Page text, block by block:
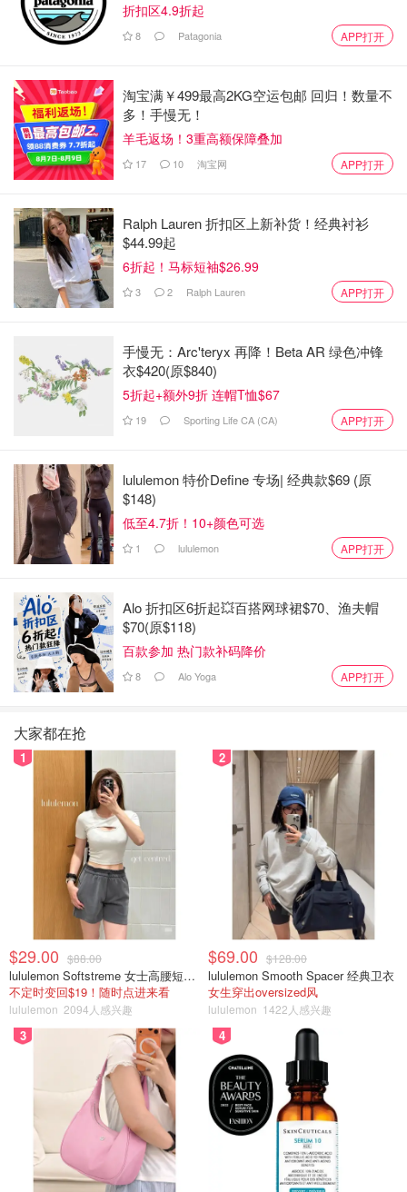
这瓶神器在丝芙兰和他的官网上都有卖丝芙兰，经常有折
💡💡敲黑板了：用的时候千万不要摇，要用棉签蘸取，只涂
在有痘痘的地方。
图片来源于网络
现在看看这个图过和没通过的对比图。
💡💡💡我个人的经验：大概晚上睡觉前涂一下，第二天早上
红肿就下去了，再坚持第二天再涂一次，痘痘就奇迹般地没
有了。基本上哪里有痘痘都可以涂，夏天把后背的痘痘去掉
了，才能美美地穿起小裙子。虽然疫情不能出门，但在家里
也要成为小公主👸。
折扣区4.9折起
8 Patagonia APP打开
淘宝满￥499最高2KG空运包邮 回归！数量不
多！手慢无！
羊毛返场！3重高额保障叠加
17 10 淘宝网 APP打开
Ralph Lauren 折扣区上新补货！经典衬衫
$44.99起
6折起！马标短袖$26.99
3 2 Ralph Lauren APP打开
手慢无：Arc'teryx 再降！Beta AR 绿色冲锋
衣$420(原$840)
5折起+额外9折 连帽T恤$67
19 Sporting Life CA (CA) APP打开
lululemon 特价Define 专场| 经典款$69 (原
$148)
低至4.7折！10+颜色可选
1 lululemon APP打开
Alo 折扣区6折起💥百搭网球裙$70、渔夫帽
$70(原$118)
百款参加 热门款补码降价
8 Alo Yoga APP打开
大家都在抢
1
$29.00 $88.00
lululemon Softstreme 女士高腰短裤 10cm
不定时变回$19！随时点进来看
lululemon 2094人感兴趣
2
$69.00 $128.00
lululemon Smooth Spacer 经典卫衣
女生穿出oversized风
lululemon 1422人感兴趣
3 4